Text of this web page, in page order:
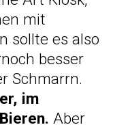
mit
sollte es also
besser
Schmarrn.
im
Aber